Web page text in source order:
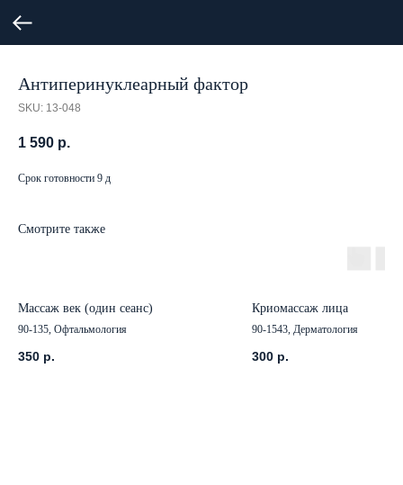
Антиперинуклеарный фактор
SKU: 13-048
1 590 р.
Срок готовности 9 д
Смотрите также
Массаж век (один сеанс)
90-135, Офтальмология
350 р.
Криомассаж лица
90-1543, Дерматология
300 р.